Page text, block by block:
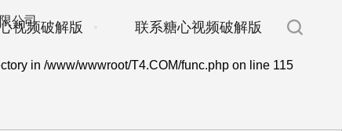
in /www/wwwroot/T4.COM/func.php on line 115
视频破解版 联系糖心视频破解版